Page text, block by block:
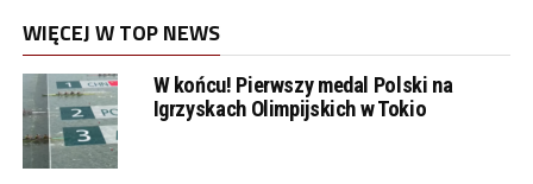
WIĘCEJ W TOP NEWS
W końcu! Pierwszy medal Polski na
Igrzyskach Olimpijskich w Tokio